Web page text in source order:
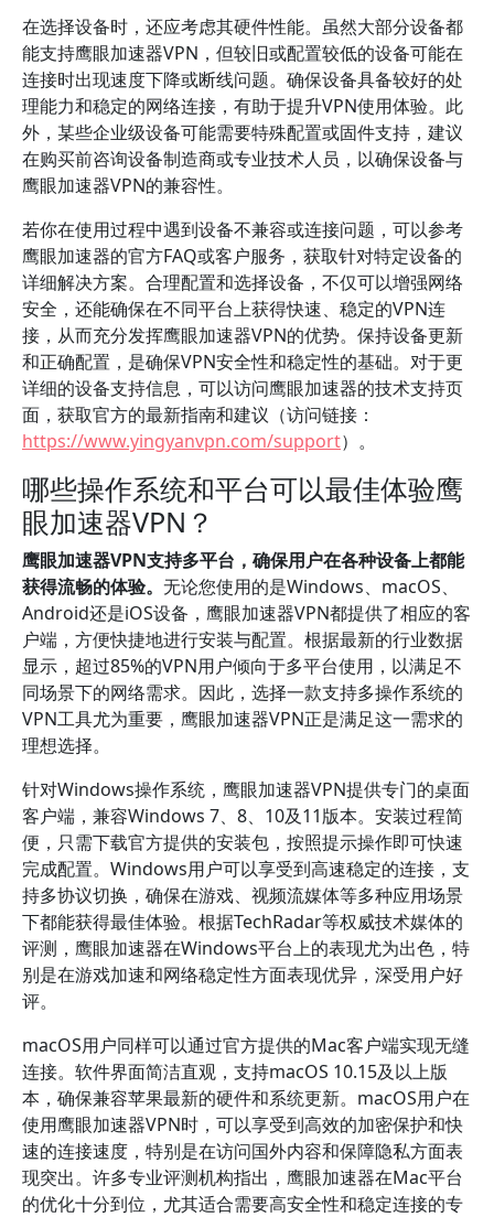
在选择设备时，还应考虑其硬件性能。虽然大部分设备都
能支持鹰眼加速器VPN，但较旧或配置较低的设备可能在
连接时出现速度下降或断线问题。确保设备具备较好的处
理能力和稳定的网络连接，有助于提升VPN使用体验。此
外，某些企业级设备可能需要特殊配置或固件支持，建议
在购买前咨询设备制造商或专业技术人员，以确保设备与
鹰眼加速器VPN的兼容性。
若你在使用过程中遇到设备不兼容或连接问题，可以参考
鹰眼加速器的官方FAQ或客户服务，获取针对特定设备的
详细解决方案。合理配置和选择设备，不仅可以增强网络
安全，还能确保在不同平台上获得快速、稳定的VPN连
接，从而充分发挥鹰眼加速器VPN的优势。保持设备更新
和正确配置，是确保VPN安全性和稳定性的基础。对于更
详细的设备支持信息，可以访问鹰眼加速器的技术支持页
面，获取官方的最新指南和建议（访问链接：
https://www.yingyanvpn.com/support）。
哪些操作系统和平台可以最佳体验鹰
眼加速器VPN？
鹰眼加速器VPN支持多平台，确保用户在各种设备上都能
获得流畅的体验。 无论您使用的是Windows、macOS、
Android还是iOS设备，鹰眼加速器VPN都提供了相应的客
户端，方便快捷地进行安装与配置。根据最新的行业数据
显示，超过85%的VPN用户倾向于多平台使用，以满足不
同场景下的网络需求。因此，选择一款支持多操作系统的
VPN工具尤为重要，鹰眼加速器VPN正是满足这一需求的
理想选择。
针对Windows操作系统，鹰眼加速器VPN提供专门的桌面
客户端，兼容Windows 7、8、10及11版本。安装过程简
便，只需下载官方提供的安装包，按照提示操作即可快速
完成配置。Windows用户可以享受到高速稳定的连接，支
持多协议切换，确保在游戏、视频流媒体等多种应用场景
下都能获得最佳体验。根据TechRadar等权威技术媒体的
评测，鹰眼加速器在Windows平台上的表现尤为出色，特
别是在游戏加速和网络稳定性方面表现优异，深受用户好
评。
macOS用户同样可以通过官方提供的Mac客户端实现无缝
连接。软件界面简洁直观，支持macOS 10.15及以上版
本，确保兼容苹果最新的硬件和系统更新。macOS用户在
使用鹰眼加速器VPN时，可以享受到高效的加密保护和快
速的连接速度，特别是在访问国外内容和保障隐私方面表
现突出。许多专业评测机构指出，鹰眼加速器在Mac平台
的优化十分到位，尤其适合需要高安全性和稳定连接的专